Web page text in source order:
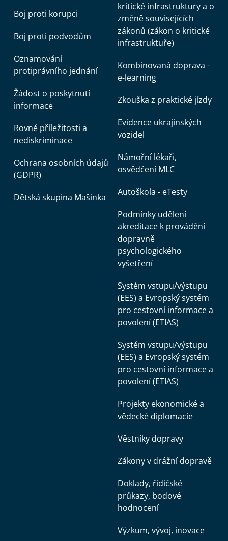
Boj proti korupci
Boj proti podvodům
Oznamování
protiprávního jednání
Žádost o poskytnutí
informace
Rovné příležitosti a
nediskriminace
Ochrana osobních údajů
(GDPR)
Dětská skupina Mašinka
kritické infrastruktury a o
změně souvisejících
zákonů (zákon o kritické
infrastruktuře)
Kombinovaná doprava -
e-learning
Zkouška z praktické jízdy
Evidence ukrajinských
vozidel
Námořní lékaři,
osvědčení MLC
Autoškola - eTesty
Podmínky udělení
akreditace k provádění
dopravně
psychologického
vyšetření
Systém vstupu/výstupu
(EES) a Evropský systém
pro cestovní informace a
povolení (ETIAS)
Systém vstupu/výstupu
(EES) a Evropský systém
pro cestovní informace a
povolení (ETIAS)
Projekty ekonomické a
vědecké diplomacie
Věstníky dopravy
Zákony v drážní dopravě
Doklady, řidičské
průkazy, bodové
hodnocení
Výzkum, vývoj, inovace